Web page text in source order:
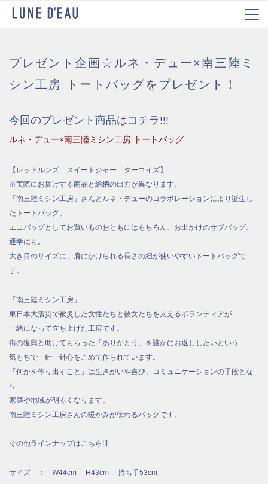
プレゼント企画☆ルネ・デュー×南三陸ミ
シン工房 トートバッグをプレゼント！
今回のプレゼント商品はコチラ!!!
ルネ・デュー×南三陸ミシン工房 トートバッグ
【レッドルンズ スイートジャー ターコイズ】
※実際にお届けする商品と絵柄の出方が異なります。
「南三陸ミシン工房」さんとルネ・デューのコラボレーションにより誕生し
たトートバッグ。
エコバッグとしてお買いものおともにはもちろん、お出かけのサブバッグ、
通学にも。
大き目のサイズに、肩にかけられる長さの紐が使いやすいトートバッグで
す。
「南三陸ミシン工房」
東日本大震災で被災した女性たちと彼女たちを支えるボランティアが
一緒になって立ち上げた工房です。
街の復興と助けてもらった「ありがとう」を誰かにお返ししたいという
気もちで一針一針心をこめて作られています。
「何かを作り出すこと」は生きがいや喜び、コミュニケーションの手段とな
り
家庭や地域が明るくなります。
南三陸ミシン工房さんの暖かみが伝わるバッグです。
その他ラインナップはこちら!!!
サイズ ： W44cm H43cm 持ち手53cm